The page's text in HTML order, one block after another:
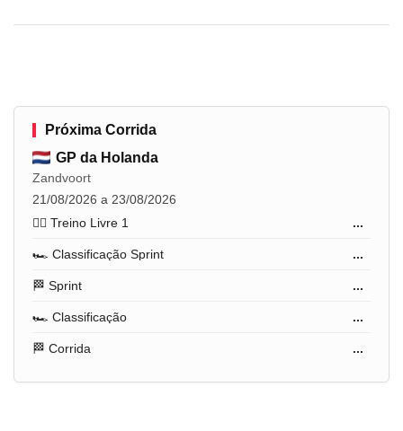
Próxima Corrida
GP da Holanda
Zandvoort
21/08/2026 a 23/08/2026
🏋️‍♂️ Treino Livre 1
...
🏎️ Classificação Sprint ...
🏁 Sprint ...
🏎️ Classificação ...
🏁 Corrida ...